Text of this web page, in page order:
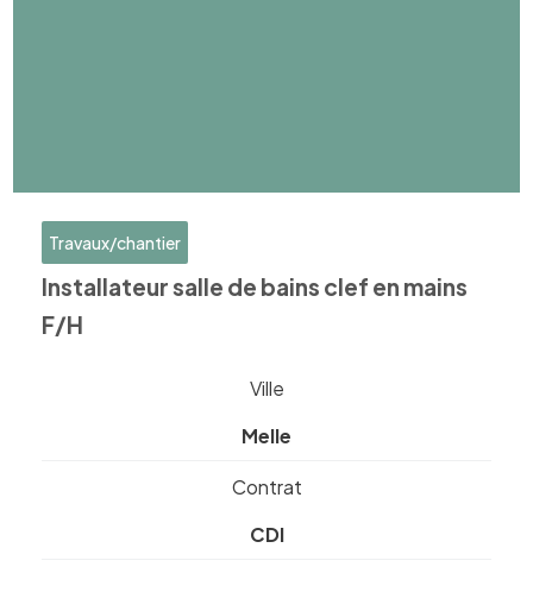
Travaux/chantier
Installateur salle de bains clef en mains
F/H
Ville
Melle
Contrat
CDI